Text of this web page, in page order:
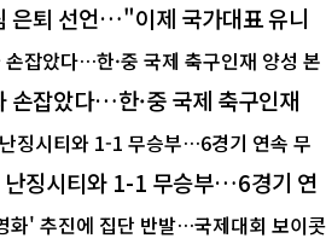
은퇴 선언…"이제 국가대표 유니
손잡았다…한·중 국제 축구인재
징시티와 1-1 무승부…6경기 연